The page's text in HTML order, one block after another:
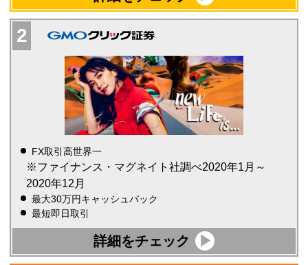
FX取引高世界一
※ファイナンス・マグネイト社調べ2020年1月～
2020年12月
最大30万円キャッシュバック
最短即日取引
詳細をチェック